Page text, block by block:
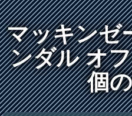
マッキンゼ
ンダル オ
個